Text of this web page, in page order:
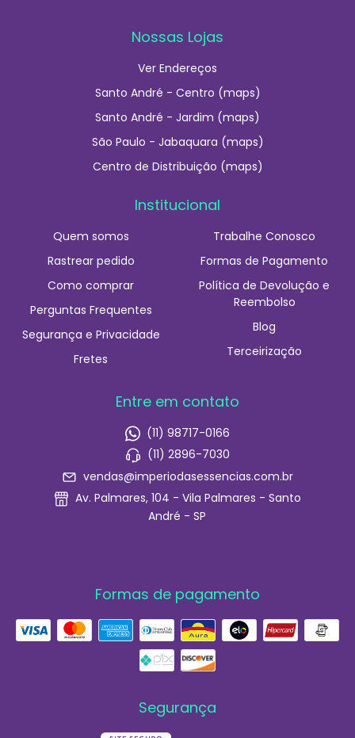
Nossas Lojas
Ver Endereços
Santo André - Centro (maps)
Santo André - Jardim (maps)
São Paulo - Jabaquara (maps)
Centro de Distribuição (maps)
Institucional
Quem somos
Rastrear pedido
Como comprar
Perguntas Frequentes
Segurança e Privacidade
Fretes
Trabalhe Conosco
Formas de Pagamento
Política de Devolução e
Reembolso
Blog
Terceirização
Entre em contato
(11) 98717-0166
(11) 2896-7030
vendas@imperiodasessencias.com.br
Av. Palmares, 104 - Vila Palmares - Santo
André - SP
Formas de pagamento
Segurança